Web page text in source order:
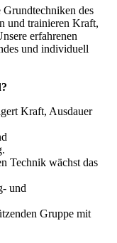
des
und trainieren Kraft,
erfahrenen
und individuell
Kraft, Ausdauer
Technik wächst das
und
Gruppe mit